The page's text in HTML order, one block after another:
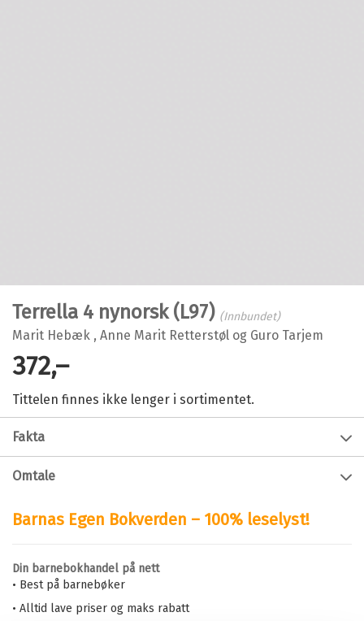
Terrella 4 nynorsk (L97) (Innbundet)
Marit Hebæk , Anne Marit Retterstøl og Guro Tarjem
372,–
Tittelen finnes ikke lenger i sortimentet.
Fakta
Forfatter:
Innbinding:
Innbundet
Forlag:
Språk:
ISBN/EAN: 9788200427612
Omtale
Barnas Egen Bokverden – 100% leselyst!
Din barnebokhandel på nett
• Best på barnebøker
• Alltid lave priser og maks rabatt